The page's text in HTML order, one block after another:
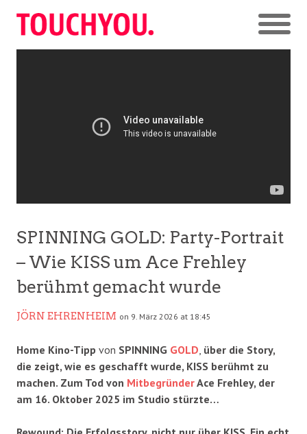
SPINNING GOLD: Party-Portrait
– Wie KISS um Ace Frehley
berühmt gemacht wurde
JÖRN EHRENHEIM on 9. März 2026 at 18:45
Home Kino-Tipp von SPINNING GOLD über die Story,
die zeigt, wie es geschafft wurde, KISS berühmt zu
machen. Zum Tod von MitbegründerAce Frehley, der
am 16. Oktober 2025 im Studio stürzte…